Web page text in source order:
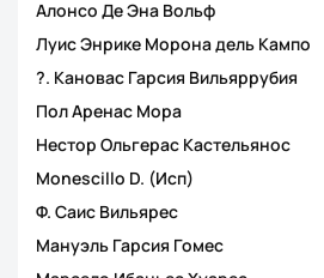
Алонсо Де Эна Вольф
Луис Энрике Морона дель Кампо
?. Кановас Гарсия Вильяррубия
Пол Аренас Мора
Нестор Ольгерас Кастельянос
Monescillo D. (Исп)
Ф. Саис Вильярес
Мануэль Гарсия Гомес